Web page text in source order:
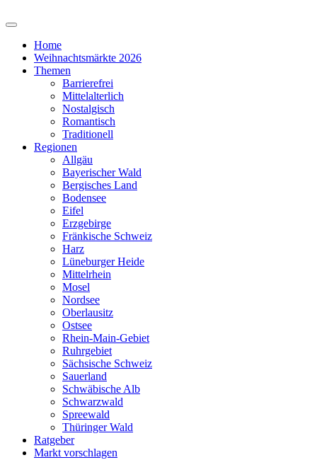
Home
Weihnachtsmärkte 2026
Themen
Barrierefrei
Mittelalterlich
Nostalgisch
Romantisch
Traditionell
Regionen
Allgäu
Bayerischer Wald
Bergisches Land
Bodensee
Eifel
Erzgebirge
Fränkische Schweiz
Harz
Lüneburger Heide
Mittelrhein
Mosel
Nordsee
Oberlausitz
Ostsee
Rhein-Main-Gebiet
Ruhrgebiet
Sächsische Schweiz
Sauerland
Schwäbische Alb
Schwarzwald
Spreewald
Thüringer Wald
Ratgeber
Markt vorschlagen